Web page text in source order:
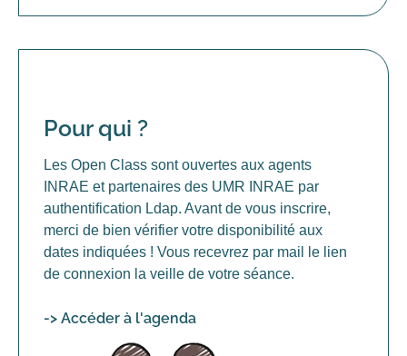
Pour qui ?
Les Open Class sont ouvertes aux agents
INRAE et partenaires des UMR INRAE par
authentification Ldap. Avant de vous inscrire,
merci de bien vérifier votre disponibilité aux
dates indiquées ! Vous recevrez par mail le lien
de connexion la veille de votre séance.
-> Accéder à l'agenda